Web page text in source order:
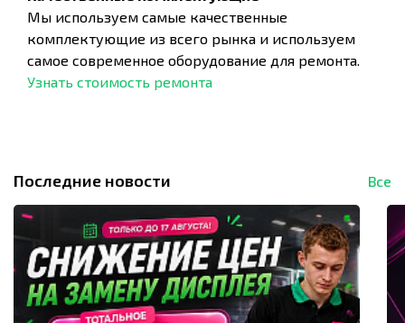
Мы используем самые качественные
комплектующие из всего рынка и используем
самое современное оборудование для ремонта.
Узнать стоимость ремонта
Последние новости Все